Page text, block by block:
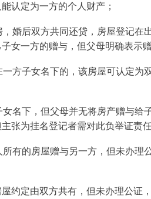
认定为一方的个人财产；
婚后双方共同还贷，房屋登记在
女一方的赠与，但父母明确表示
方子女名下的，该房屋可认定为
名下，但父母并无将房产赠与给
张为挂名登记者需对此负举证责任
有的房屋赠与另一方，但未办理
约定由双方共有，但未办理公证